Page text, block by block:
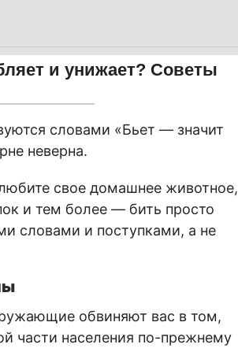
и унижает? Советы
словами «Бьет — значит
неверна.
свое домашнее животное,
и тем более — бить просто
словами и поступками, а не
обвиняют вас в том,
части населения по-прежнему